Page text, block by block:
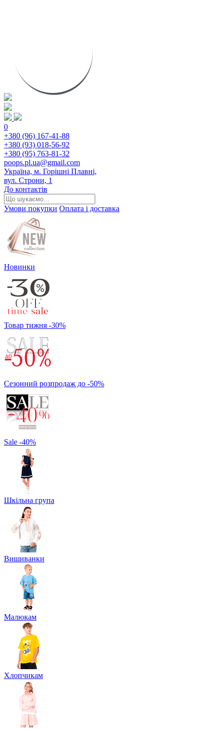
0
+380 (96) 167-41-88
+380 (93) 018-56-92
+380 (95) 763-81-32
poops.pl.ua@gmail.com
Україна, м. Горішні Плавні,
вул. Строни, 1
До контактів
Умови покупки Оплата і доставка
Новинки
Товар тижня -30%
Сезонний розпродаж до -50%
Sale -40%
Шкільна група
Вишиванки
Малюкам
Хлопчикам